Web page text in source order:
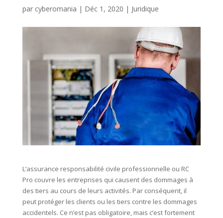
par cyberomania | Déc 1, 2020 | Juridique
L’assurance responsabilité civile professionnelle ou RC
Pro couvre les entreprises qui causent des dommages à
des tiers au cours de leurs activités. Par conséquent, il
peut protéger les clients ou les tiers contre les dommages
accidentels. Ce n’est pas obligatoire, mais c’est fortement